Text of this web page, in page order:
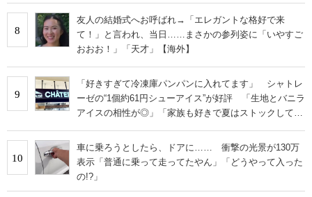
8
友人の結婚式へお呼ばれ→「エレガントな格好で来
て！」と言われ、当日……まさかの参列姿に「いやすご
おおお！」「天才」【海外】
9
「好きすぎて冷凍庫パンパンに入れてます」 シャトレ
ーゼの“1個約61円シューアイス”が好評 「生地とバニラ
アイスの相性が◎」「家族も好きで夏はストックして
10
車に乗ろうとしたら、ドアに…… 衝撃の光景が130万
表示「普通に乗って走ってたやん」「どうやって入った
の!?」